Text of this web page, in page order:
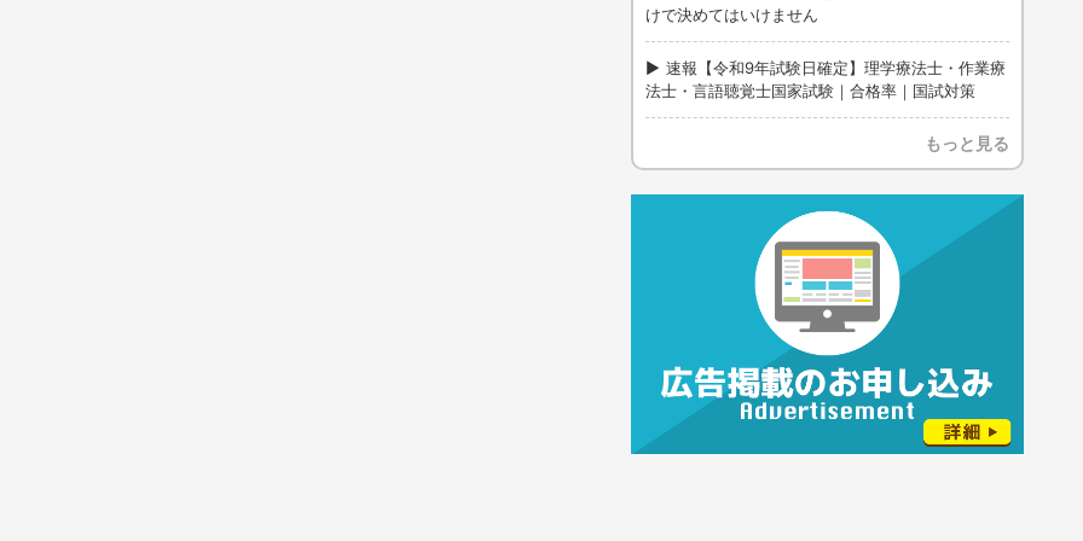
けで決めてはいけません
速報【令和9年試験日確定】理学療法士・作業療
法士・言語聴覚士国家試験｜合格率｜国試対策
もっと見る